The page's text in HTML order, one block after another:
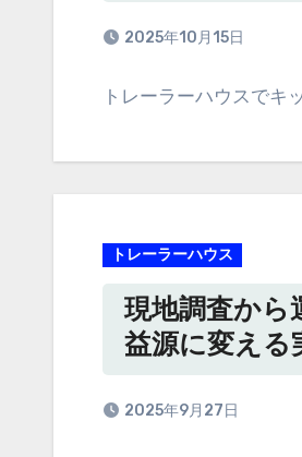
2025年10月15日
トレーラーハウスでキ
トレーラーハウス
現地調査から
益源に変える
2025年9月27日